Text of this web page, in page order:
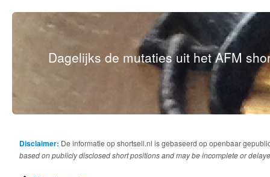
Dagelijks de mutaties uit het AFM
Disclaimer: De informatie op shortsell.nl is gebaseerd op openbaar
based on publicly disclosed short positions and may be incomplete or